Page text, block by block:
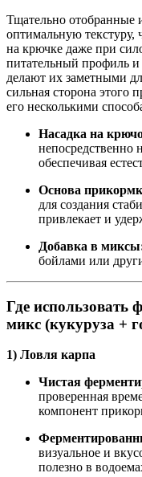
Тщательно отобранные
оптимальную текстуру,
на крючке даже при
питательный профиль и
делают их заметными
сильная сторона этого
его несколькими
Насадка на
непосредственно
обеспечивая
Основа
для создания
привлекает и
Добавка в
бойлами или
Где использовать
микс (кукуруза +
1) Ловля карпа
Чистая
проверенная
компонент
визуальное и
полезно в